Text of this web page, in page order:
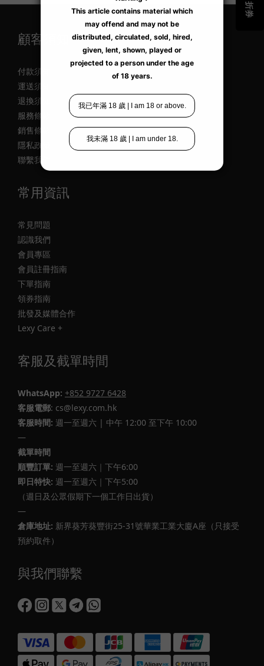
顧客須知
付款須知
運送須知
退換須知
服務條款
銷售條款
隱私政策
聯繫我們
常用資訊
常見問題
認識我們
會員專區
會員註冊指南
下單指南
領券指南
批發及媒體合作
Lexy Care +
客服及截單時間
WhatsApp: +852 9727 6428
客服電郵: cs@lexy.com.hk
客服時間: 週一至週六 | 中午 12:00 至下午 10:00
—
截單時間
順豐訂單: 週一至週六｜下午6:00
即日特快: 週一至週六｜下午5:00
（週日及公眾假期下一個工作日出貨）
—
倉庫地址: 新界葵芳葵豐街25-31號華業工業大廈A座（只接受
預約取件）
與我們聯繫